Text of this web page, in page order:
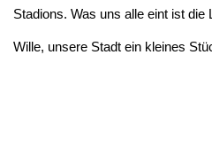
Stadions. Was uns alle eint ist die
Wille, unsere Stadt ein kleines